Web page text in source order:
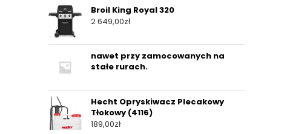
Broil King Royal 320
2 649,00zł
nawet przy zamocowanych na
stałe rurach.
Hecht Opryskiwacz Plecakowy
Tłokowy (4116)
189,00zł